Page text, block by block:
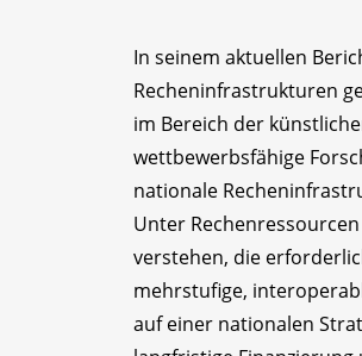
In seinem aktuellen
Recheninfrastrukturen
im Bereich der
wettbewerbsfähige
nationale
Unter
verstehen, die
mehrstufige,
auf einer nationalen